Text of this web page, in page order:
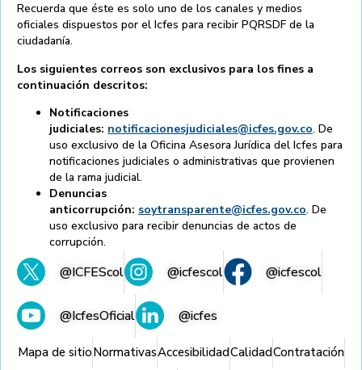
Recuerda que éste es solo uno de los canales y medios
oficiales dispuestos por el Icfes para recibir PQRSDF de la
ciudadanía.
Los siguientes correos son exclusivos para los fines a
continuación descritos:
Notificaciones
judiciales: notificacionesjudiciales@icfes.gov.co. De
uso exclusivo de la Oficina Asesora Jurídica del Icfes para
notificaciones judiciales o administrativas que provienen
de la rama judicial.
Denuncias
anticorrupción: soytransparente@icfes.gov.co. De
uso exclusivo para recibir denuncias de actos de
corrupción.
@ICFEScol @icfescol @icfescol
@IcfesOficial @icfes
Mapa de sitioNormativasAccesibilidadCalidadContratación